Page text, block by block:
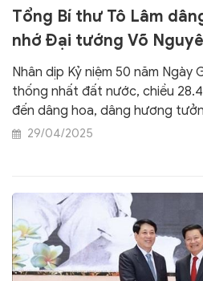
Tổng Bí thư Tô Lâm
nhớ Đại tướng Võ
tướng Văn Tiến Dũng
Nhân dịp Kỷ niệm 50 năm Ngày
thống nhất đất nước, chiều
đến dâng hoa, dâng hương
Nguyên Giáp tại nhà riêng và
29/04/2025